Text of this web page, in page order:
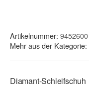
Artikelnummer:
Mehr aus der Kategorie:
Diamant-Schleifschuh